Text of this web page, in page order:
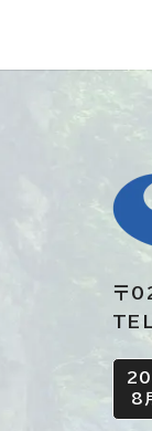
〒
今
8